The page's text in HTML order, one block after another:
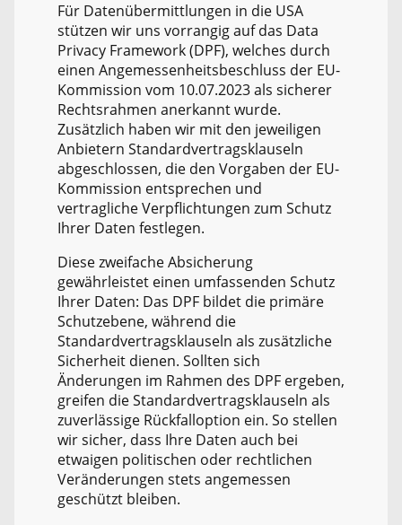
Für Datenübermittlungen in die USA
stützen wir uns vorrangig auf das Data
Privacy Framework (DPF), welches durch
einen Angemessenheitsbeschluss der EU-
Kommission vom 10.07.2023 als sicherer
Rechtsrahmen anerkannt wurde.
Zusätzlich haben wir mit den jeweiligen
Anbietern Standardvertragsklauseln
abgeschlossen, die den Vorgaben der EU-
Kommission entsprechen und
vertragliche Verpflichtungen zum Schutz
Ihrer Daten festlegen.
Diese zweifache Absicherung
gewährleistet einen umfassenden Schutz
Ihrer Daten: Das DPF bildet die primäre
Schutzebene, während die
Standardvertragsklauseln als zusätzliche
Sicherheit dienen. Sollten sich
Änderungen im Rahmen des DPF ergeben,
greifen die Standardvertragsklauseln als
zuverlässige Rückfalloption ein. So stellen
wir sicher, dass Ihre Daten auch bei
etwaigen politischen oder rechtlichen
Veränderungen stets angemessen
geschützt bleiben.